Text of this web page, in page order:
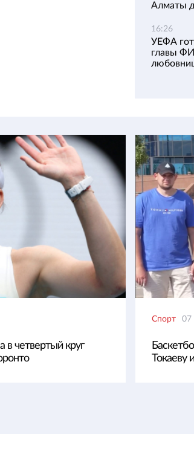
Алматы
16:26
УЕФА
главы
четвертый круг
Спорт 07
Токаеву